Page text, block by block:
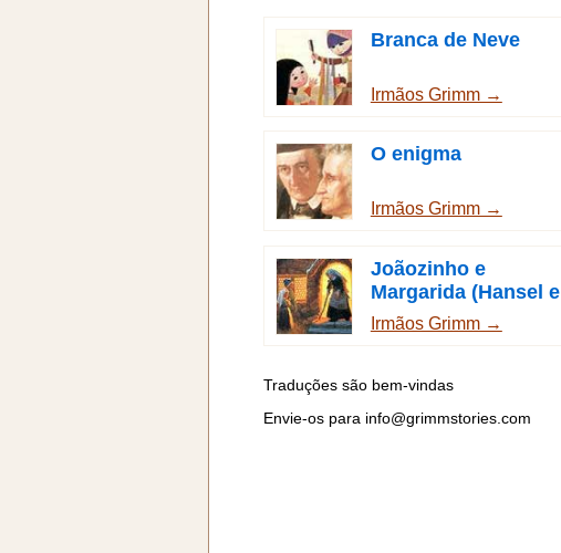
Branca de Neve
Irmãos Grimm →
O enigma
Irmãos Grimm →
Joãozinho e
Margarida (Hansel e
Gretel)
Irmãos Grimm →
Traduções são bem-vindas
Envie-os para info@grimmstories.com